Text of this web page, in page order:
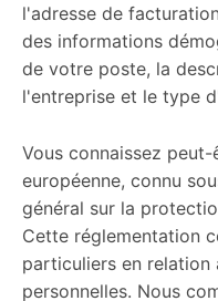
l'adresse de
des informations
de votre poste, la
l'entreprise et le type
Vous connaissez
européenne, connu
général sur la
Cette réglementation
particuliers en relation
personnelles. Nous